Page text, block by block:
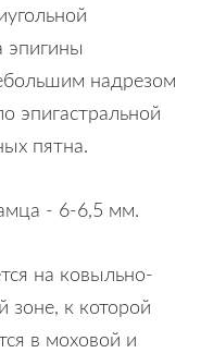
эпигины
надрезом
эпигастральной
пятна.
- 6-6,5 мм.
на ковыльно-
зоне, к которой
в моховой и